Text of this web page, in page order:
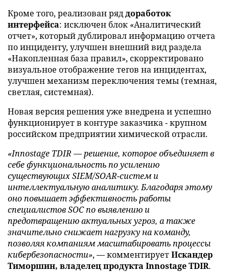
Кроме того, реализован ряддоработок
интерфейса: исключен блок «Аналитический
отчет», который дублировал информацию отчета
по инциденту, улучшен внешний вид раздела
«Накопленная база правил», скорректировано
визуальное отображение тегов на инцидентах,
улучшен механизм переключения темы (темная,
светлая, системная).
Новая версия решения уже внедрена и успешно
функционирует в контуре заказчика - крупном
российском предприятии химической отрасли.
«Innostage TDIR — решение, которое объединяет в
себе функциональность по усилению
существующих SIEM/SOAR-систем и
интеллектуальную аналитику. Благодаря этому
оно повышает эффективность работы
специалистов SOC по выявлению и
предотвращению актуальных угроз, а также
значительно снижает нагрузку на команду,
позволяя компаниям масштабировать процессы
кибербезопасности», — комментируетИскандер
Тиморшин, владелец продукта Innostage TDIR.